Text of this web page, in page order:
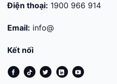
Điện thoại: 1900 966 914
Email: info@
Kết nối